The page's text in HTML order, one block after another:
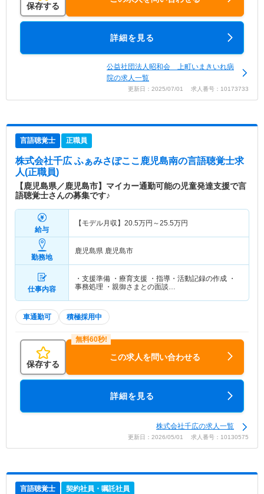
保存する
詳細を見る
公益社団法人昭和会 上町いまきいれ病
院の求人一覧
更新日：2025/07/01 求人番号：10173733
言語聴覚士 正職員
株式会社千広 ふぁみさぽここ鹿児島南の言語聴覚士求
人(正職員)
【鹿児島県／鹿児島市】マイカー通勤可能の児童発達支援で言
語聴覚士さんの募集です♪
給与
【モデル月収】 20.5万円～25.5万円
勤務地
鹿児島県 鹿児島市
仕事内容
・支援準備 ・療育支援 ・指導・活動記録の作成 ・
事務処理 ・親御さまとの面談…
車通勤可 積極採用中
保存する
この求人を問い合わせる
詳細を見る
株式会社千広の求人一覧
更新日：2026/05/01 求人番号：10130575
言語聴覚士 契約社員・嘱託社員